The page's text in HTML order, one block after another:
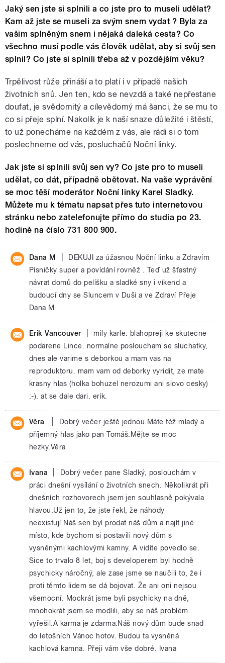
Jaký sen jste si splnili a co jste pro to museli udělat?
Kam až jste se museli za svým snem vydat ? Byla za
vašim splněným snem i nějaká daleká cesta? Co
všechno musí podle vás člověk udělat, aby si svůj sen
splnil? Co jste si splnili třeba až v pozdějším věku?
Trpělivost růže přináší a to platí i v případě našich
životních snů. Jen ten, kdo se nevzdá a také nepřestane
doufat, je svědomitý a cílevědomý má šanci, že se mu to
co si přeje splní. Nakolik je k naší snaze důležité i štěstí,
to už ponecháme na každém z vás, ale rádi si o tom
poslechneme od vás, posluchačů Noční linky.
Jak jste si splnili svůj sen vy? Co jste pro to museli
udělat, co dát, případně obětovat. Na vaše vyprávění
se moc těší moderátor Noční linky Karel Sladký.
Můžete mu k tématu napsat přes tuto internetovou
stránku nebo zatelefonujte přímo do studia po 23.
hodině na číslo 731 800 900.
Dana M
DEKUJI za úžasnou Noční linku a Zdravím
Písničky super a povídání rovněž . Teď už šťastný
návrat domů do pelíšku a sladké sny i víkend a
budoucí dny se Sluncem v Duši a ve Zdraví Přeje
Dana M
Erik Vancouver
mily karle: blahopreji ke skutecne
podarene Lince. normalne posloucham se sluchatky,
dnes ale varime s deborkou a mam vas na
reproduktoru. mam vam od deborky vyridit, ze mate
krasny hlas (holka bohuzel nerozumi ani slovo cesky)
:-). at se dale dari. erik.
Věra
Dobrý večer ještě jednou.Máte též mladý a
příjemný hlas jako pan Tomáš.Mějte se moc
hezky.Věra
Ivana
Dobrý večer pane Sladký, poslouchám v
práci dnešní vysílání o životních snech. Několikrát při
dnešních rozhovorech jsem jen souhlasně pokývala
hlavou.Už jen to, že jste řekl, že náhody
neexistují.Náš sen byl prodat náš dům a najít jiné
místo, kde bychom si postavili nový dům s
vysněnými kachlovými kamny. A vidíte povedlo se.
Sice to trvalo 8 let, boj s developerem byl hodně
psychicky náročný, ale zase jsme se naučili to, že i
proti těmto lidem se dá bojovat. Že ani oni nejsou
všemocní. Mockrát jsme byli psychicky na dně,
mnohokrát jsem se modlili, aby se náš problém
vyřešil.A karma je zdarma.Náš nový dům bude snad
do letošních Vánoc hotov. Budou ta vysněná
kachlová kamna. Přeji vám vše dobré. Ivana